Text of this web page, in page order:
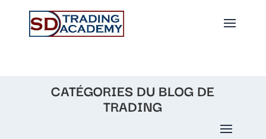
CATÉGORIES DU BLOG DE
TRADING